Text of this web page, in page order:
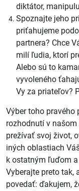
diktátor,
Spoznajte jeho
priťahujeme
partnera? Chce
milí ľudia, ktorí
Alebo sú to
vyvoleného
Vy za priateľov?
Výber toho pravého
rozhodnutí v
prežívať svoj život,
iných oblastiach
k ostatným ľuďom
Vyberajte preto tak,
povedať: ďakujem,